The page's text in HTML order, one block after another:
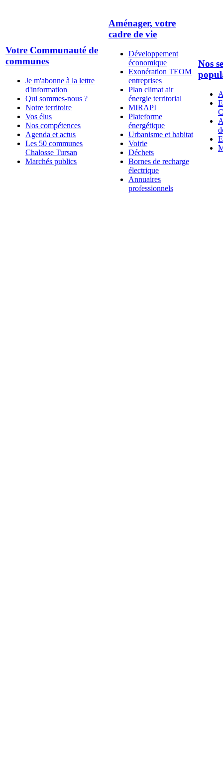
Votre Communauté de
communes
Je m'abonne à la lettre
d'information
Qui sommes-nous ?
Notre territoire
Vos élus
Nos compétences
Agenda et actus
Les 50 communes
Chalosse Tursan
Marchés publics
Aménager, votre
cadre de vie
Développement
économique
Exonération TEOM
entreprises
Plan climat air
énergie territorial
MIRAPI
Plateforme
énergétique
Urbanisme et habitat
Voirie
Déchets
Bornes de recharge
électrique
Annuaires
professionnels
Nos